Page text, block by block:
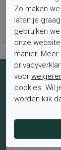
Bestel nu,
Levertijd 1-2
Retourtermijn
Schrijf je
Schrijf je in
Zo maken
laten je
gebruiken
onze
manier.
voor
cookies. Wil
worden klik